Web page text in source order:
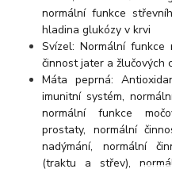
normální funkce
hladina glukózy v krvi
Svízel: Normální funkce
činnost jater a žlučových
Máta peprná:
imunitní systém,
normální funkce
prostaty, normální
nadýmání, normální
(traktu a střev),